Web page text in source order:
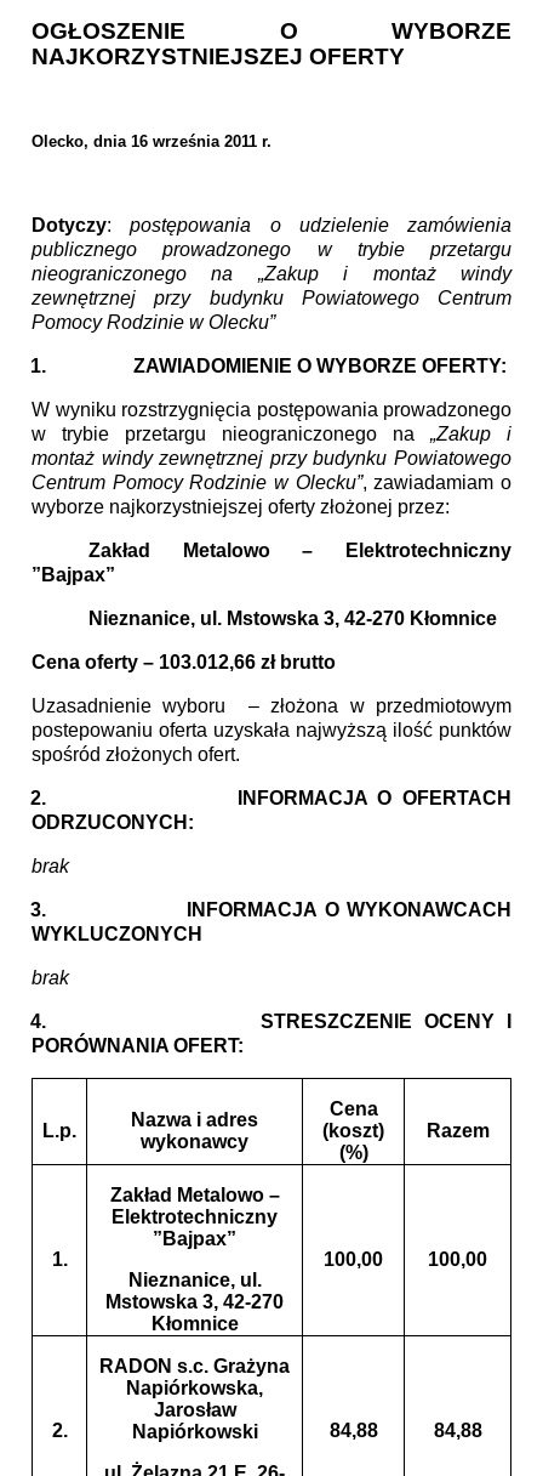
OGŁOSZENIE O WYBORZE
NAJKORZYSTNIEJSZEJ OFERTY
Olecko, dnia 16 września 2011 r.
Dotyczy:postępowania o udzielenie zamówienia
publicznego prowadzonego w trybie przetargu
nieograniczonego na „Zakup i montaż windy
zewnętrznej przy budynku Powiatowego Centrum
Pomocy Rodzinie w Olecku”
1. ZAWIADOMIENIE O WYBORZE OFERTY:
W wyniku rozstrzygnięcia postępowania prowadzonego
w trybie przetargu nieograniczonego na „Zakup i
montaż windy zewnętrznej przy budynku Powiatowego
Centrum Pomocy Rodzinie w Olecku”, zawiadamiam o
wyborze najkorzystniejszej oferty złożonej przez:
Zakład Metalowo – Elektrotechniczny
”Bajpax”
Nieznanice, ul. Mstowska 3, 42-270 Kłomnice
Cena oferty – 103.012,66 zł brutto
Uzasadnienie wyboru
– złożona w przedmiotowym
postepowaniu oferta uzyskała najwyższą ilość punktów
spośród złożonych ofert.
2.
INFORMACJA O OFERTACH
ODRZUCONYCH:
brak
3.
INFORMACJA O WYKONAWCACH
WYKLUCZONYCH
brak
4.
STRESZCZENIE OCENY I
PORÓWNANIA OFERT:
L.p.
Nazwa i adres
wykonawcy
Cena
(koszt)
(%)
Razem
1.
Zakład Metalowo –
Elektrotechniczny
”Bajpax”
Nieznanice, ul.
Mstowska 3, 42-270
Kłomnice
100,00 100,00
2.
RADON s.c. Grażyna
Napiórkowska,
Jarosław
Napiórkowski
84,88 84,88